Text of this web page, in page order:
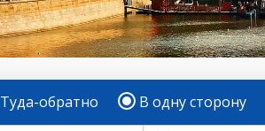
Туда-обратно В одну сторону